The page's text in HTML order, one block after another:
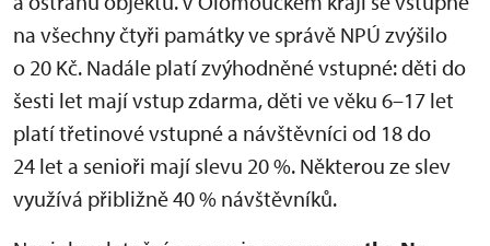
na všechny čtyři památky ve správě NPÚ zvýšilo
o 20 Kč. Nadále platí zvýhodněné vstupné: děti do
šesti let mají vstup zdarma, děti ve věku 6–17 let
platí třetinové vstupné a návštěvníci od 18 do
24 let a senioři mají slevu 20 %. Některou ze slev
využívá přibližně 40 % návštěvníků.